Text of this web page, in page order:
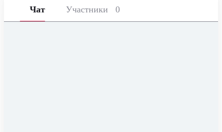
Чат Участники 0